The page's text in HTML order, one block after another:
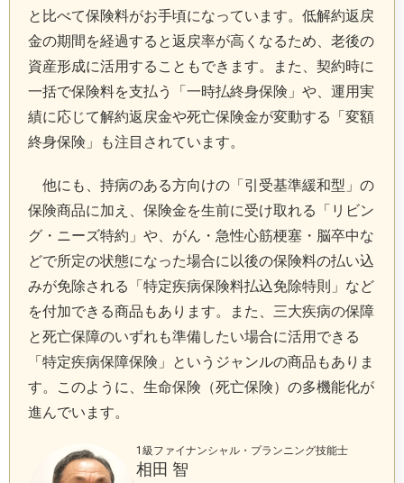
と比べて保険料がお手頃になっています。低解約返戻
金の期間を経過すると返戻率が高くなるため、老後の
資産形成に活用することもできます。また、契約時に
一括で保険料を支払う「一時払終身保険」や、運用実
績に応じて解約返戻金や死亡保険金が変動する「変額
終身保険」も注目されています。
他にも、持病のある方向けの「引受基準緩和型」の
保険商品に加え、保険金を生前に受け取れる「リビン
グ・ニーズ特約」や、がん・急性心筋梗塞・脳卒中な
どで所定の状態になった場合に以後の保険料の払い込
みが免除される「特定疾病保険料払込免除特則」など
を付加できる商品もあります。また、三大疾病の保障
と死亡保障のいずれも準備したい場合に活用できる
「特定疾病保障保険」というジャンルの商品もありま
す。このように、生命保険（死亡保険）の多機能化が
進んでいます。
1級ファイナンシャル・プランニング技能士
相田 智